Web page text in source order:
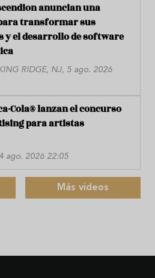
anuncian una
transformar sus
y el desarrollo de software
RIDGE, NJ, 5 ago. 2026
Cola® lanzan el concurso
para artistas
ago. 2026 22:05
Más videos